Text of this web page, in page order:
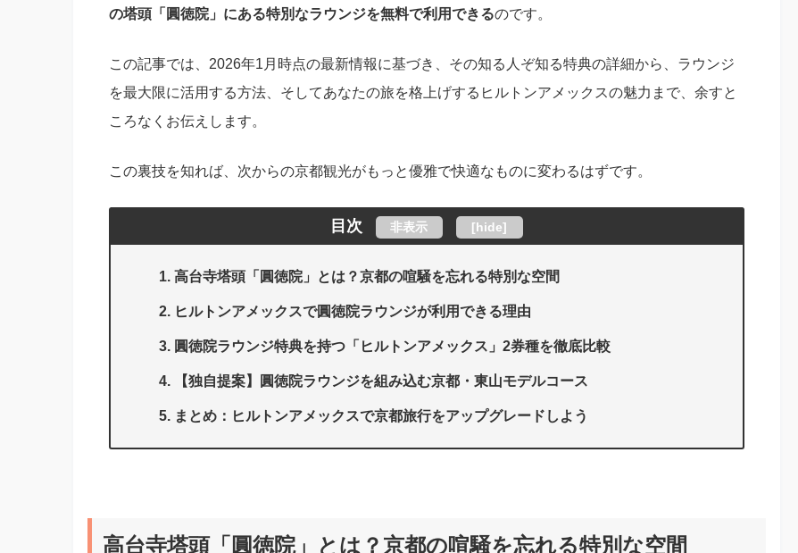
の塔頭「圓徳院」にある特別なラウンジを無料で利用できるのです。
この記事では、2026年1月時点の最新情報に基づき、その知る人ぞ知る特典の詳細から、ラウンジ
を最大限に活用する方法、そしてあなたの旅を格上げするヒルトンアメックスの魅力まで、余すと
ころなくお伝えします。
この裏技を知れば、次からの京都観光がもっと優雅で快適なものに変わるはずです。
目次 非表示 [hide]
高台寺塔頭「圓徳院」とは？京都の喧騒を忘れる特別な空間
ヒルトンアメックスで圓徳院ラウンジが利用できる理由
圓徳院ラウンジ特典を持つ「ヒルトンアメックス」2券種を徹底比較
【独自提案】圓徳院ラウンジを組み込む京都・東山モデルコース
まとめ：ヒルトンアメックスで京都旅行をアップグレードしよう
高台寺塔頭「圓徳院」とは？京都の喧騒を忘れる特別な空間